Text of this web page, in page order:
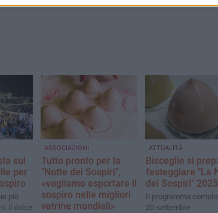
sul
per
più
il dolce
ASSOCIAZIONI
Tutto pronto per la
"Notte dei Sospiri",
«vogliamo esportare il
sospiro nelle migliori
vetrine mondiali»
ATTUALITÀ
Bisceglie si
festeggiare "La
dei Sospiri" 2025
Il programma
20 settembre